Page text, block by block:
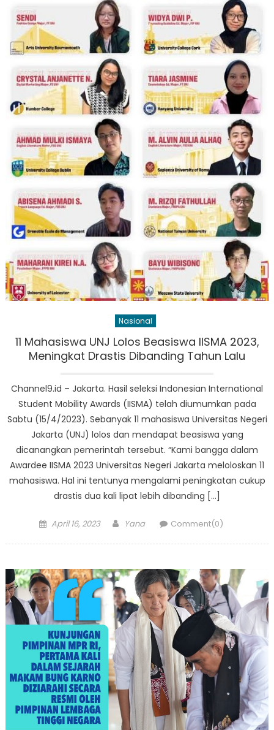
Nasional
11 Mahasiswa UNJ Lolos Beasiswa IISMA 2023,
Meningkat Drastis Dibanding Tahun Lalu
Channel9.id – Jakarta. Hasil seleksi Indonesian International
Student Mobility Awards (IISMA) telah diumumkan pada
Sabtu (15/4/2023). Sebanyak 11 mahasiswa Universitas Negeri
Jakarta (UNJ) lolos dan mendapat beasiswa yang
dicanangkan pemerintah tersebut. “Kami bangga dalam
Awardee IISMA 2023 Universitas Negeri Jakarta meloloskan 11
mahasiswa. Hal ini tentunya mengalami peningkatan cukup
drastis dua kali lipat lebih dibanding […]
Posted
April 16, 2023 Author
Yana Comment(0)